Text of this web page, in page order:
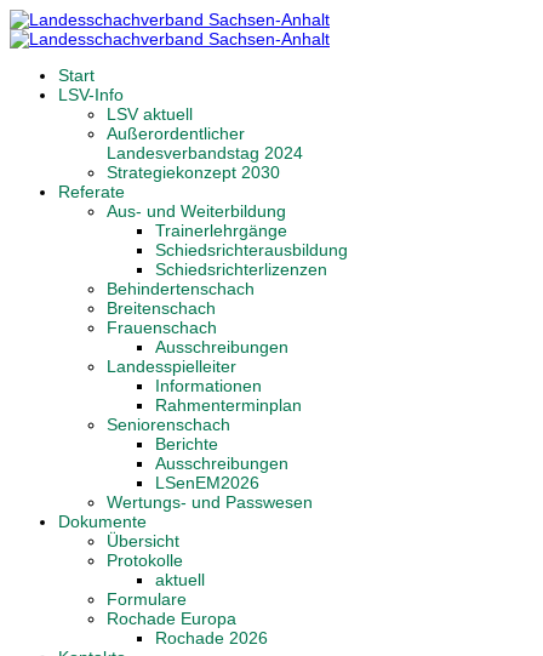
Start
LSV-Info
LSV aktuell
Außerordentlicher
Landesverbandstag 2024
Strategiekonzept 2030
Referate
Aus- und Weiterbildung
Trainerlehrgänge
Schiedsrichterausbildung
Schiedsrichterlizenzen
Behindertenschach
Breitenschach
Frauenschach
Ausschreibungen
Landesspielleiter
Informationen
Rahmenterminplan
Seniorenschach
Berichte
Ausschreibungen
LSenEM2026
Wertungs- und Passwesen
Dokumente
Übersicht
Protokolle
aktuell
Formulare
Rochade Europa
Rochade 2026